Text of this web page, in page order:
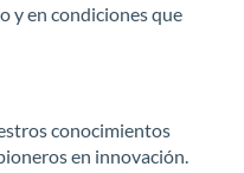
y en condiciones que
conocimientos
en innovación.